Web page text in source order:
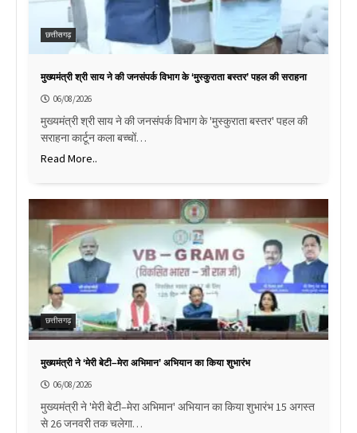
छत्तीसगढ़
मुख्यमंत्री श्री साय ने की जनसंपर्क विभाग के ‘मुस्कुराता बस्तर’ पहल की सराहना
06/08/2026
मुख्यमंत्री श्री साय ने की जनसंपर्क विभाग के 'मुस्कुराता बस्तर' पहल की
सराहना कार्टून कला बच्चों…
Read More..
छत्तीसगढ़
मुख्यमंत्री ने ‘मेरी बेटी–मेरा अभिमान’ अभियान का किया शुभारंभ
06/08/2026
मुख्यमंत्री ने 'मेरी बेटी–मेरा अभिमान' अभियान का किया शुभारंभ 15 अगस्त
से 26 जनवरी तक चलेगा…